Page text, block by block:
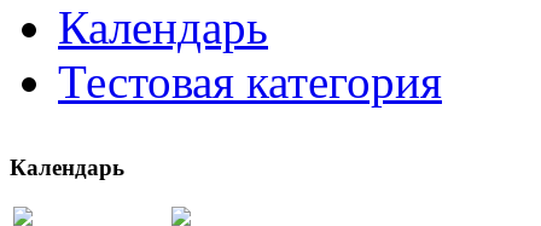
Календарь
Тестовая категория
Календарь